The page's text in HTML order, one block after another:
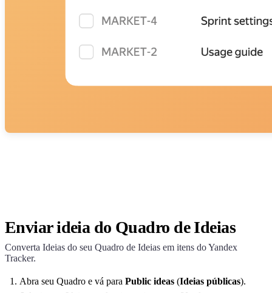
Enviar ideia do Quadro de Ideias
Converta Ideias do seu Quadro de Ideias em itens do Yandex
Tracker.
Abra seu Quadro e vá para Public ideas (Ideias públicas).